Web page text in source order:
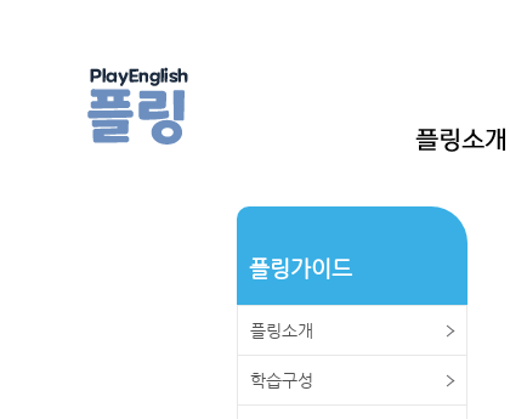
플링가이드
플링소개
학습구성